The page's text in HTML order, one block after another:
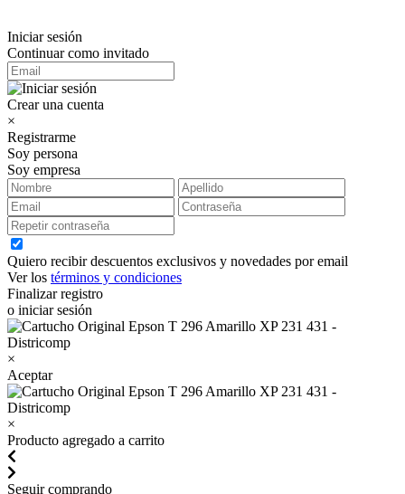
Iniciar sesión
Continuar como invitado
Crear una cuenta
×
Registrarme
Soy persona
Soy empresa
Quiero recibir descuentos exclusivos y novedades por email
Ver los términos y condiciones
Finalizar registro
o iniciar sesión
×
Aceptar
×
Producto agregado a carrito
Seguir comprando